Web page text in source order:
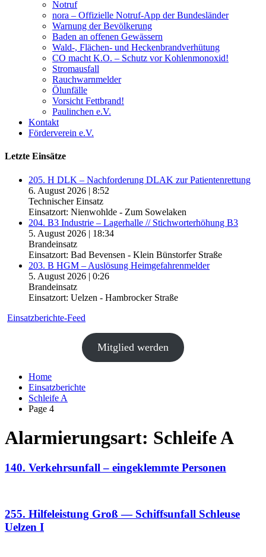
Notruf
nora – Offizielle Notruf-App der Bundesländer
Warnung der Bevölkerung
Baden an offenen Gewässern
Wald-, Flächen- und Heckenbrandverhütung
CO macht K.O. – Schutz vor Kohlenmonoxid!
Stromausfall
Rauchwarnmelder
Ölunfälle
Vorsicht Fettbrand!
Paulinchen e.V.
Kontakt
Förderverein e.V.
Letzte Einsätze
205. H DLK – Nachforderung DLAK zur Patientenrettung
6. August 2026 | 8:52
Technischer Einsatz
Einsatzort: Nienwohlde - Zum Sowelaken
204. B3 Industrie – Lagerhalle // Stichworterhöhung B3
5. August 2026 | 18:34
Brandeinsatz
Einsatzort: Bad Bevensen - Klein Bünstorfer Straße
203. B HGM – Auslösung Heimgefahrenmelder
5. August 2026 | 0:26
Brandeinsatz
Einsatzort: Uelzen - Hambrocker Straße
Einsatzberichte-Feed
Mitglied werden
Home
Einsatzberichte
Schleife A
Page 4
Alarmierungsart: Schleife A
140. Verkehrsunfall – eingeklemmte Personen
255. Hilfeleistung Groß — Schiffsunfall Schleuse
Uelzen I